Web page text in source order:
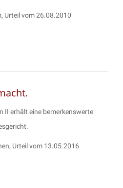
Urteil vom 26.08.2010
II erhält eine bemerkenswerte
Urteil vom 13.05.2016